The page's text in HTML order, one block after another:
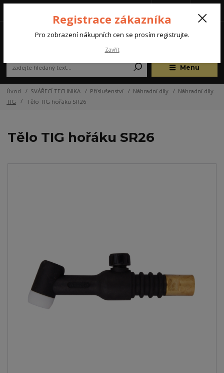
Menu
(Po-Pá, 07:00-15:30 hod.)
Úvod SVÁŘECÍ TECHNIKA Příslušenství Náhradní díly
Náhradní díly
TIG
Tělo TIG hořáku SR26
Tělo TIG hořáku SR26
Registrace zákazníka
Pro zobrazení nákupních cen se prosím registrujte.
Zavřít